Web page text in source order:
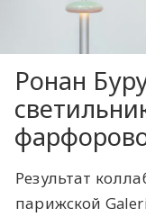
Ронан
Результат
парижской